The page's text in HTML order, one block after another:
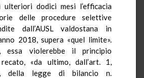
ulteriori dodici mesi l’efficacia
delle procedure selettive
dall’AUSL valdostana in
2018, supera «quel limite».
essa violerebbe il principio
«da ultimo, dall’art. 1,
della legge di bilancio n.